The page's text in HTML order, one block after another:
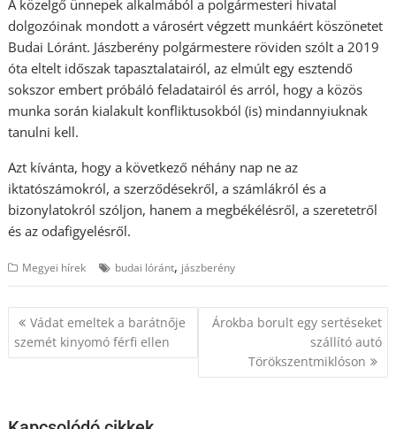
A közelgő ünnepek alkalmából a polgármesteri hivatal
dolgozóinak mondott a városért végzett munkáért köszönetet
Budai Lóránt. Jászberény polgármestere röviden szólt a 2019
óta eltelt időszak tapasztalatairól, az elmúlt egy esztendő
sokszor embert próbáló feladatairól és arról, hogy a közös
munka során kialakult konfliktusokból (is) mindannyiuknak
tanulni kell.
Azt kívánta, hogy a következő néhány nap ne az
iktatószámokról, a szerződésekről, a számlákról és a
bizonylatokról szóljon, hanem a megbékélésről, a szeretetről
és az odafigyelésről.
Megyei hírek budai lóránt, jászberény
Bejegyzés
navigáció
Vádat emeltek a barátnője
szemét kinyomó férfi ellen
Árokba borult egy sertéseket
szállító autó
Törökszentmiklóson